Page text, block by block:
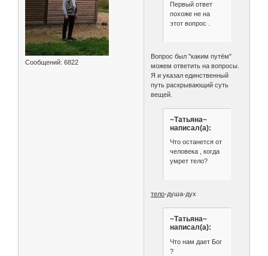
Сообщений: 6822
Первый ответ
похоже не на
этот вопрос .
Вопрос был "каким путём"
можем ответить на вопросы.
Я и указал единственный
путь раскрывающий суть
вещей.
~Татьяна~
написал(а):
Что останется от
человека , когда
умрет тело?
тело-душа-дух
~Татьяна~
написал(а):
Что нам дает Бог
?